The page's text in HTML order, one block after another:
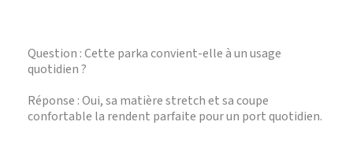
Question : Cette parka convient-elle à un usage
quotidien ?
Réponse : Oui, sa matière stretch et sa coupe
confortable la rendent parfaite pour un port quotidien.